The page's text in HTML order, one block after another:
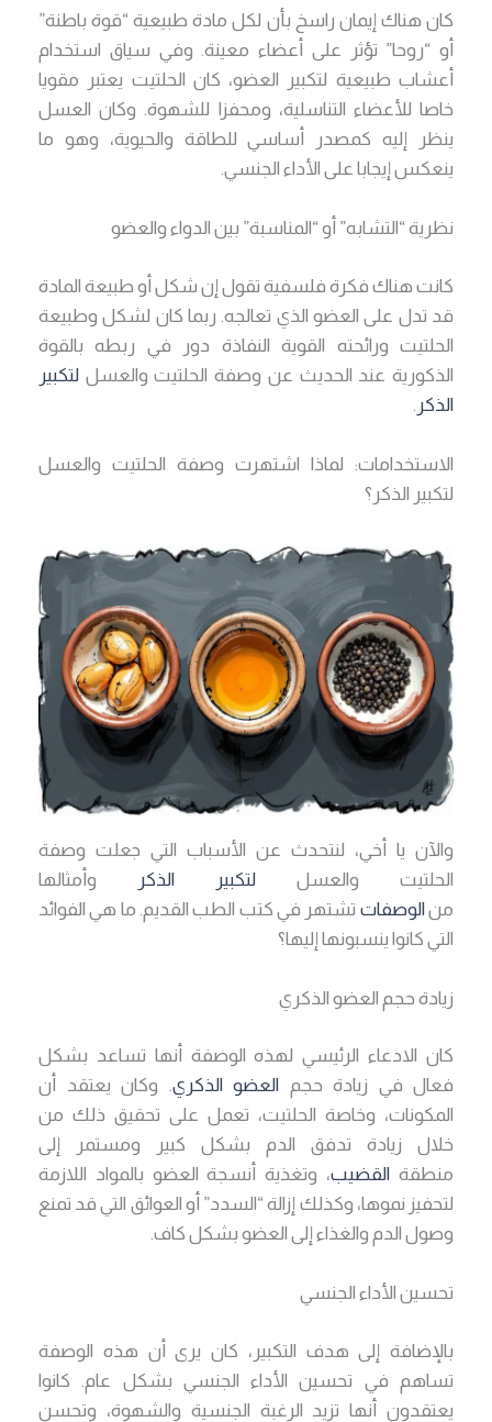
كان هناك إيمان راسخ بأن لكل مادة طبيعية “قوة باطنة”
أو “روحا” تؤثر على أعضاء معينة. وفي سياق استخدام
أعشاب طبيعية لتكبير العضو، كان الحلتيت يعتبر مقويا
خاصا للأعضاء التناسلية، ومحفزا للشهوة. وكان العسل
ينظر إليه كمصدر أساسي للطاقة والحيوية، وهو ما
ينعكس إيجابا على الأداء الجنسي.
نظرية “التشابه” أو “المناسبة” بين الدواء والعضو
كانت هناك فكرة فلسفية تقول إن شكل أو طبيعة المادة
قد تدل على العضو الذي تعالجه. ربما كان لشكل وطبيعة
الحلتيت ورائحته القوية النفاذة دور في ربطه بالقوة
الذكورية عند الحديث عن وصفة الحلتيت والعسل لتكبير
الذكر
الاستخدامات: لماذا اشتهرت وصفة الحلتيت والعسل
لتكبير الذكر؟
والآن يا أخي، لنتحدث عن الأسباب التي جعلت وصفة
الحلتيت والعسل لتكبير الذكر
وأمثالها
منالوصفات تشتهر في كتب الطب القديم. ما هي الفوائد
التي كانوا ينسبونها إليها؟
زيادة حجم العضو الذكري
كان الادعاء الرئيسي لهذه الوصفة أنها تساعد بشكل
فعال في زيادة حجم العضو الذكري. وكان يعتقد أن
المكونات، وخاصة الحلتيت، تعمل على تحقيق ذلك من
خلال زيادة تدفق الدم بشكل كبير ومستمر إلى
منطقة القضيب، وتغذية أنسجة العضو بالمواد اللازمة
لتحفيز نموها، وكذلك إزالة “السدد” أو العوائق التي قد تمنع
وصول الدم والغذاء إلى العضو بشكل كاف.
تحسين الأداء الجنسي
بالإضافة إلى هدف التكبير، كان يرى أن هذه الوصفة
تساهم في تحسين الأداء الجنسي بشكل عام. كانوا
يعتقدون أنها تزيد الرغبة الجنسية والشهوة، وتحسن